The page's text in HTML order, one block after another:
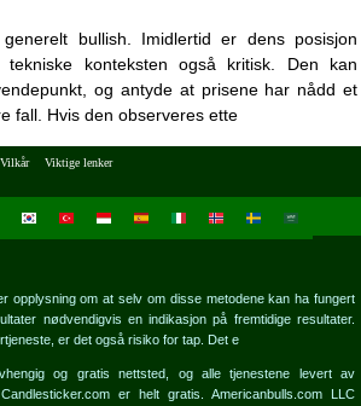
bullish. Imidlertid er dens posisjon
konteksten også kritisk. Den kan
og antyde at prisene har nådd et
fall. Hvis den observeres ette
Vilkår Viktige lenker
opplysning om at selv om disse metodene kan ha fungert
nødvendigvis en indikasjon på fremtidige resultater.
er det også risiko for tap. Det e
og gratis nettsted, og alle tjenestene levert av
er helt gratis. Americanbulls.com LLC